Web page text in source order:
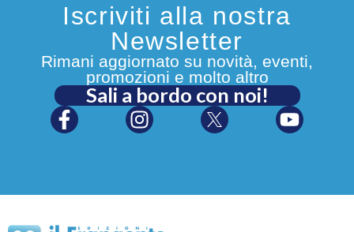
Iscriviti alla nostra
Newsletter
Rimani aggiornato su novità, eventi,
promozioni e molto altro
Sali a bordo con noi!